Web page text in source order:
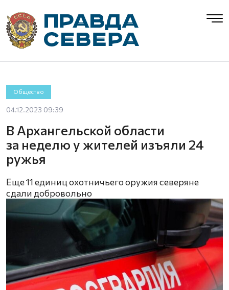
Общество
04.12.2023 09:39
В Архангельской области
за неделю у жителей изъяли 24
ружья
Еще 11 единиц охотничьего оружия северяне
сдали добровольно